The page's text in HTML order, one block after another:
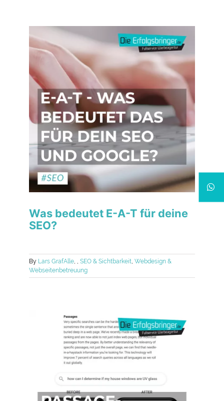
Was bedeutet E-A-T für deine
SEO?
By Lars GrafAlle ,SEO & Sichtbarkeit ,Webdesign &
Webseitenbetreuung